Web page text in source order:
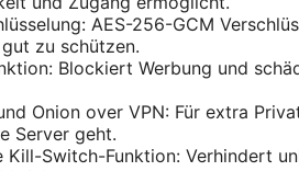
AES-256-GCM
zu schützen.
Blockiert Werbung und
Onion over VPN: Für extra
Server geht.
Kill-Switch-Funktion: Verhindert